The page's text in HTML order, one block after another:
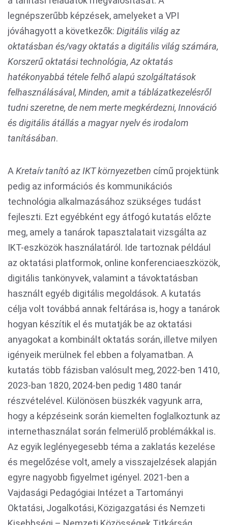
legnépszerűbb képzések, amelyeket a VPI
jóváhagyott a következők: Digitális világ az
oktatásban és/vagy oktatás a digitális világ számára,
Korszerű oktatási technológia, Az oktatás
hatékonyabbá tétele felhő alapú szolgáltatások
felhasználásával, Minden, amit a táblázatkezelésről
tudni szeretne, de nem merte megkérdezni, Innováció
és digitális átállás a magyar nyelv és irodalom
tanításában.
A Kretaív tanító az IKT környezetben című projektünk
pedig az információs és kommunikációs
technológia alkalmazásához szükséges tudást
fejleszti. Ezt egyébként egy átfogó kutatás előzte
meg, amely a tanárok tapasztalatait vizsgálta az
IKT-eszközök használatáról. Ide tartoznak például
az oktatási platformok, online konferenciaeszközök,
digitális tankönyvek, valamint a távoktatásban
használt egyéb digitális megoldások. A kutatás
célja volt továbbá annak feltárása is, hogy a tanárok
hogyan készítik el és mutatják be az oktatási
anyagokat a kombinált oktatás során, illetve milyen
igényeik merülnek fel ebben a folyamatban. A
kutatás több fázisban valósult meg, 2022-ben 1410,
2023-ban 1820, 2024-ben pedig 1480 tanár
részvételével. Különösen büszkék vagyunk arra,
hogy a képzéseink során kiemelten foglalkoztunk az
internethasználat során felmerülő problémákkal is.
Az egyik leglényegesebb téma a zaklatás kezelése
és megelőzése volt, amely a visszajelzések alapján
egyre nagyobb figyelmet igényel. 2021-ben a
Vajdasági Pedagógiai Intézet a Tartományi
Oktatási, Jogalkotási, Közigazgatási és Nemzeti